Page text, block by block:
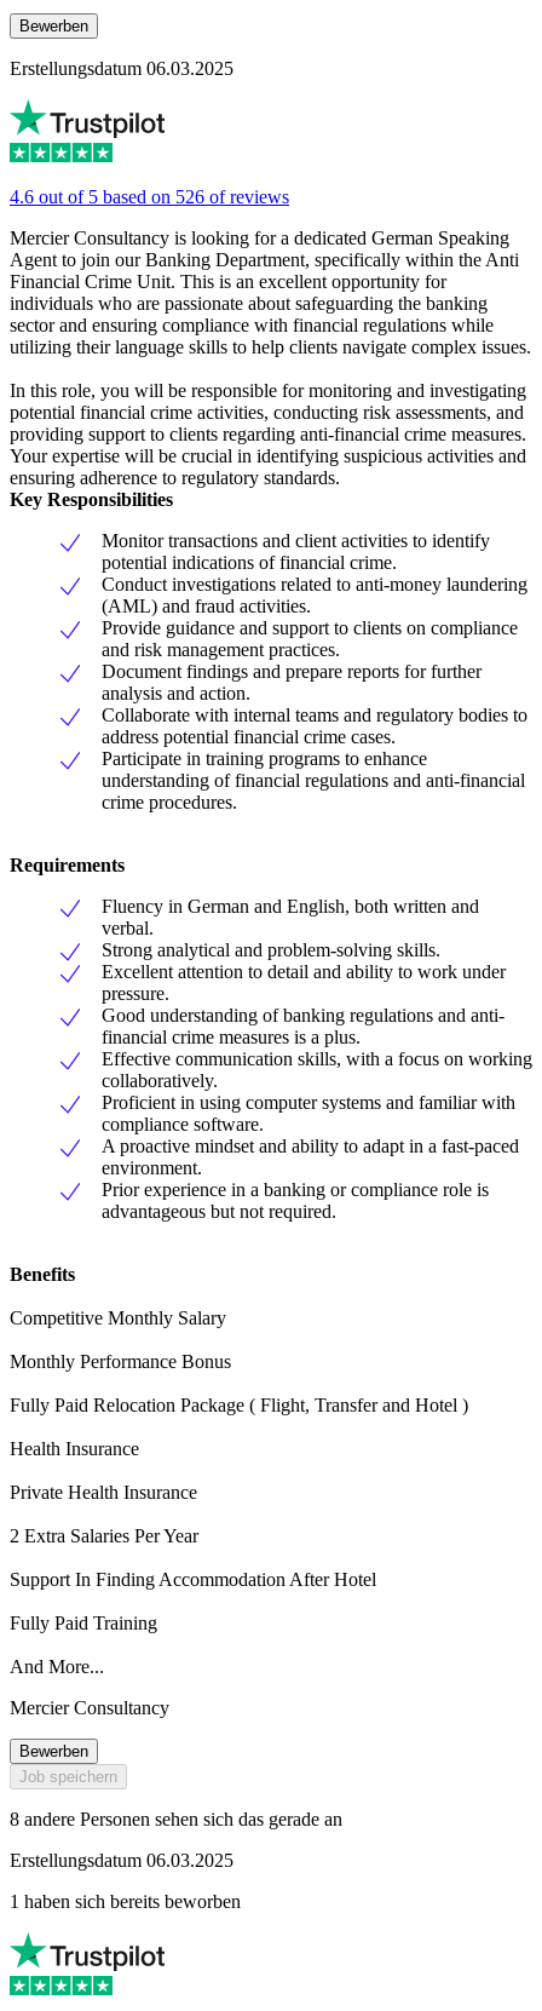
Bewerben
Erstellungsdatum 06.03.2025
4.6 out of 5 based on 526 of reviews
Mercier Consultancy is looking for a dedicated German Speaking
Agent to join our Banking Department, specifically within the Anti
Financial Crime Unit. This is an excellent opportunity for
individuals who are passionate about safeguarding the banking
sector and ensuring compliance with financial regulations while
utilizing their language skills to help clients navigate complex issues.
In this role, you will be responsible for monitoring and investigating
potential financial crime activities, conducting risk assessments, and
providing support to clients regarding anti-financial crime measures.
Your expertise will be crucial in identifying suspicious activities and
ensuring adherence to regulatory standards.
Key Responsibilities
Monitor transactions and client activities to identify
potential indications of financial crime.
Conduct investigations related to anti-money laundering
(AML) and fraud activities.
Provide guidance and support to clients on compliance
and risk management practices.
Document findings and prepare reports for further
analysis and action.
Collaborate with internal teams and regulatory bodies to
address potential financial crime cases.
Participate in training programs to enhance
understanding of financial regulations and anti-financial
crime procedures.
Requirements
Fluency in German and English, both written and
verbal.
Strong analytical and problem-solving skills.
Excellent attention to detail and ability to work under
pressure.
Good understanding of banking regulations and anti-
financial crime measures is a plus.
Effective communication skills, with a focus on working
collaboratively.
Proficient in using computer systems and familiar with
compliance software.
A proactive mindset and ability to adapt in a fast-paced
environment.
Prior experience in a banking or compliance role is
advantageous but not required.
Benefits
Competitive Monthly Salary
Monthly Performance Bonus
Fully Paid Relocation Package ( Flight, Transfer and Hotel )
Health Insurance
Private Health Insurance
2 Extra Salaries Per Year
Support In Finding Accommodation After Hotel
Fully Paid Training
And More...
Mercier Consultancy
Bewerben
Job speichern
8 andere Personen sehen sich das gerade an
Erstellungsdatum 06.03.2025
1 haben sich bereits beworben